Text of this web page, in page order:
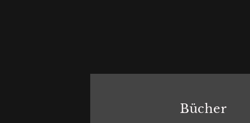
Bücher